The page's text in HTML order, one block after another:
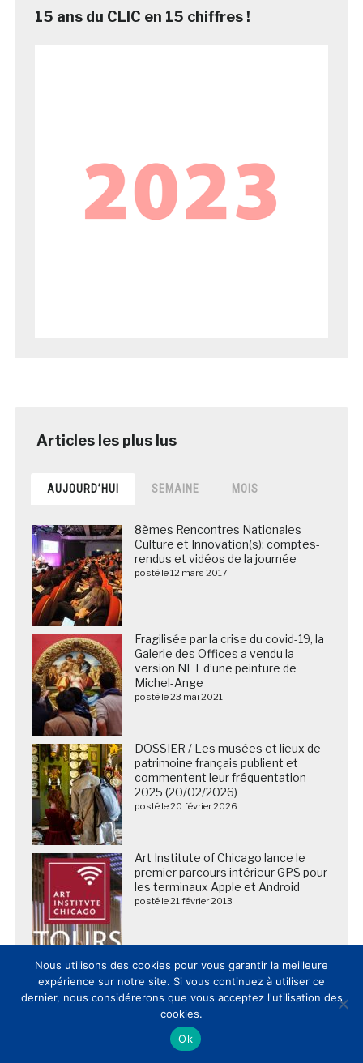
15 ans du CLIC en 15 chiffres !
AUJOURD’HUI SEMAINE MOIS
8èmes Rencontres Nationales
Culture et Innovation(s): comptes-
rendus et vidéos de la journée
posté le 12 mars 2017
Fragilisée par la crise du covid-19, la
Galerie des Offices a vendu la
version NFT d’une peinture de
Michel-Ange
posté le 23 mai 2021
DOSSIER / Les musées et lieux de
patrimoine français publient et
commentent leur fréquentation
2025 (20/02/2026)
posté le 20 février 2026
Art Institute of Chicago lance le
premier parcours intérieur GPS pour
les terminaux Apple et Android
posté le 21 février 2013
Les Musées royaux des Beaux-Arts de Belgique et
l’Institut Culturel de Google dévoilent les oeuvres de
Bruegel de manière interactive et immersive
Nous utilisons des cookies pour vous garantir la meilleure
expérience sur notre site. Si vous continuez à utiliser ce
dernier, nous considérerons que vous acceptez l'utilisation des
cookies.
Ok